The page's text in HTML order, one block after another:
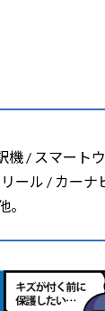
/ スマート
ール / カーナ